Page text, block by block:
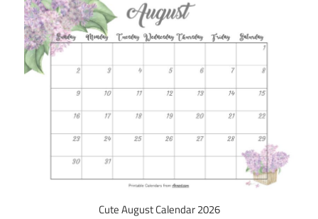
Cute August Calendar 2026